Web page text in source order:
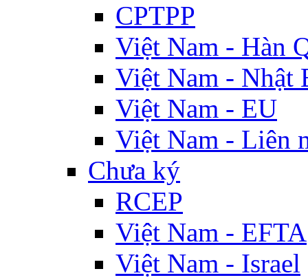
CPTPP
Việt Nam - Hàn
Việt Nam - Nhật
Việt Nam - EU
Việt Nam - Liên
Chưa ký
RCEP
Việt Nam - EFTA
Việt Nam - Israel